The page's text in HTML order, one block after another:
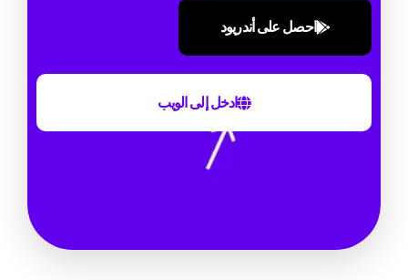
احصل على أندريود
ادخل إلى الويب